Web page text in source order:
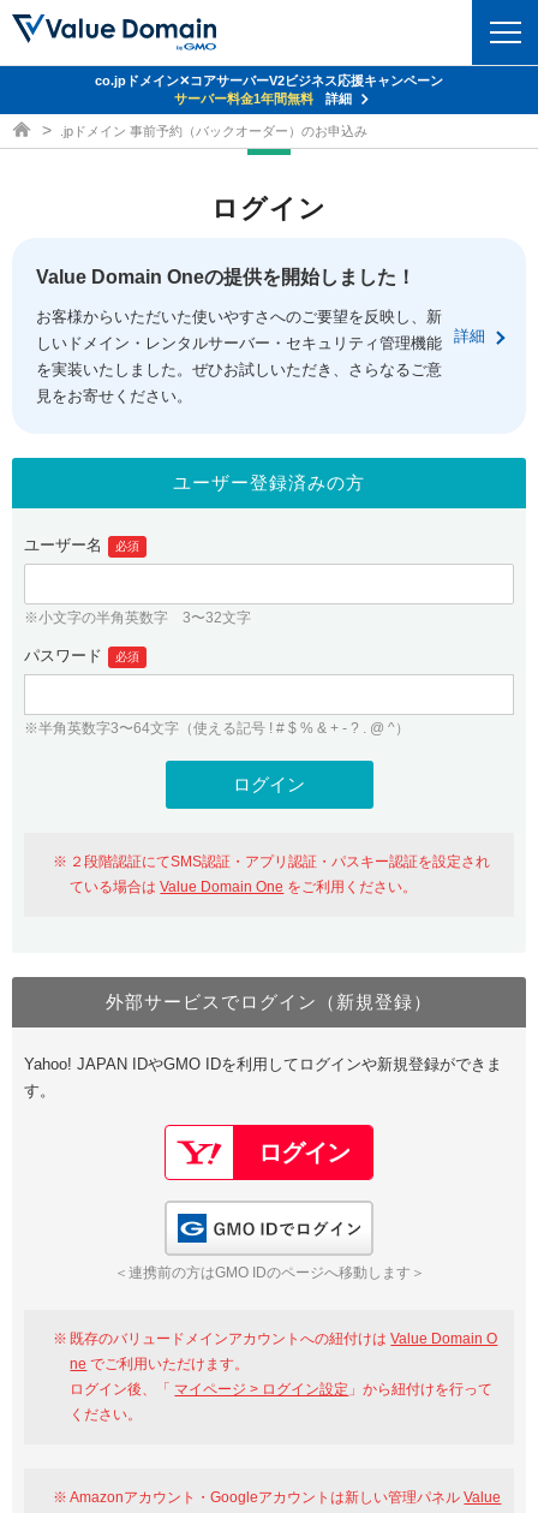
ドメイントップ
ドメイン移管
ドメイン価格一覧
ドメイン一括検索
.jpドメインオークション
gTLDオークション NEW!
.jpドメインバックオーダー
プレミアムドメイン
人気ドメインの種類
WHOIS検索
コアサーバー
バリューサーバー
XREA
セキュリティトップ
Value Domain ネットde診断
SSL証明書
サービストップ
お得意様割引
紹介制度
バリュードメインAPI
ドメイン・ホスティングOEM
facebook
ログイン
従来のバリュードメインをご利用希望の方
Value Domainにログイン
おすすめ One レンタルサーバーを含む最新の機能を使う方
Value Domain Oneにログイン
Google
GMO ID Amazon
※AmazonはValue Domain Oneのログイン画面へ遷移します
ユーザー登録
Value Domain Oneアカウント作成
以下でも登録可能
Google Yahoo!
GMO ID
co.jpドメイン✕コアサーバーV2ビジネス応援キャンペーン
サーバー料金1年間無料
詳細
ドメイン取得ならバリュードメイン
.jpドメイン 事前予約（バックオーダー）のお申込み
ログイン
Value Domain Oneの提供を開始しました！
お客様からいただいた使いやすさへのご要望を反映し、新
しいドメイン・レンタルサーバー・セキュリティ管理機能
を実装いたしました。ぜひお試しいただき、さらなるご意
見をお寄せください。
詳細
ユーザー登録済みの方
ユーザー名 必須
※小文字の半角英数字 3〜32文字
パスワード 必須
※半角英数字3〜64文字（使える記号 ! # $ % & + - ? . @ ^）
２段階認証にてSMS認証・アプリ認証・パスキー認証を設定され
ている場合はValue Domain One をご利用ください。
外部サービスでログイン（新規登録）
Yahoo! JAPAN IDやGMO IDを利用してログインや新規登録ができま
す。
＜連携前の方はGMO IDのページへ移動します＞
既存のバリュードメインアカウントへの紐付けはValue Domain O
ne でご利用いただけます。
ログイン後、「 マイページ > ログイン設定 」から紐付けを行って
ください。
Amazonアカウント・Googleアカウントは新しい管理パネルValue